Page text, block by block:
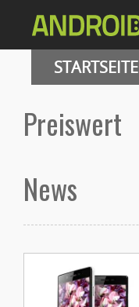
STARTSEITE
preiswert
News